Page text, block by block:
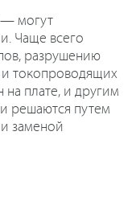
— могут
Чаще всего
разрушению
токопроводящих
плате, и другим
решаются путем
заменой